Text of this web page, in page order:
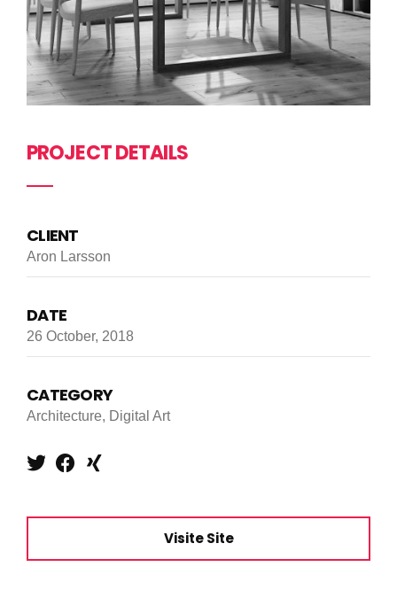
PROJECT DETAILS
CLIENT
Aron Larsson
DATE
26 October, 2018
CATEGORY
Architecture, Digital Art
Visite Site